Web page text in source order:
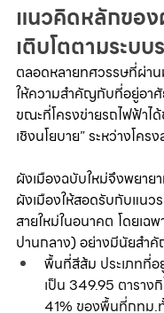
แนวคิดหลักขอ
เติบโตตามระบบ
ตลอดหลายทศวรรษที่ผ่าน
ให้ความสำคัญกับที่อยู่อาศั
ขณะที่โครงข่ายรถไฟฟ้าไ
เชิงนโยบาย” ระหว่างโค
ผังเมืองฉบับใหม่จึงพยา
ผังเมืองให้สอดรับกับแน
สายใหม่ในอนาคต โดยเ
ปานกลาง) อย่างมีนัยสำ
พื้นที่สีส้ม ประเภทที่
เป็น 349.95 ตาราง
41% ของพื้นที่กทม.